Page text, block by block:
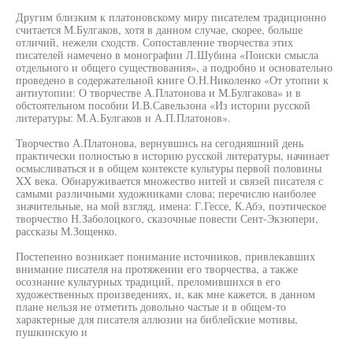
Другим близким к платоновскому миру писателем традиционно
считается М.Булгаков, хотя в данном случае, скорее, больше
отличий, нежели сходств. Сопоставление творчества этих
писателей намечено в монографии Л.Шубина «Поиски смысла
отдельного и общего существования», а подробно и основательно
проведено в содержательной книге О.Н.Николенко «От утопии к
антиутопии: О творчестве А.Платонова и М.Булгакова» и в
обстоятельном пособии И.В.Савельзона «Из истории русской
литературы: М.А.Булгаков и А.П.Платонов».
Творчество А.Платонова, вернувшись на сегодняшний день
практически полностью в историю русской литературы, начинает
осмысливаться и в общем контексте культуры первой половины
XX века. Обнаруживается множество нитей и связей писателя с
самыми различными художниками слова; перечислю наиболее
значительные, на мой взгляд, имена: Г.Гессе, К.Абэ, поэтическое
творчество Н.Заболоцкого, сказочные повести Сент-Экзюпери,
рассказы М.Зощенко.
Постепенно возникает понимание источников, привлекавших
внимание писателя на протяжении его творчества, а также
осознание культурных традиций, преломившихся в его
художественных произведениях, и, как мне кажется, в данном
плане нельзя не отметить довольно частые и в общем-то
характерные для писателя аллюзии на библейские мотивы,
пушкинскую и